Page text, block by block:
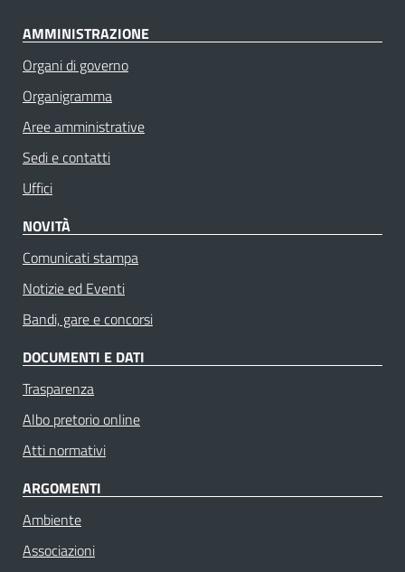
AMMINISTRAZIONE
Organi di governo
Organigramma
Aree amministrative
Sedi e contatti
Uffici
NOVITÀ
Comunicati stampa
Notizie ed Eventi
Bandi, gare e concorsi
DOCUMENTI E DATI
Trasparenza
Albo pretorio online
Atti normativi
ARGOMENTI
Ambiente
Associazioni